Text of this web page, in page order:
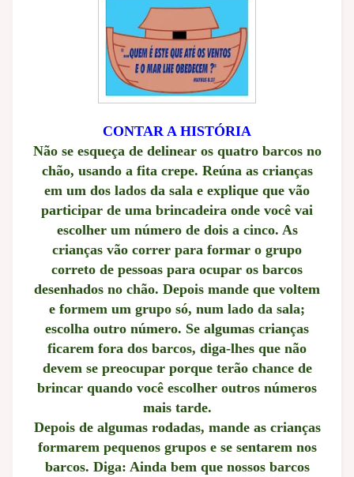
CONTAR A HISTÓRIA
Não se esqueça de delinear os quatro barcos no
chão, usando a fita crepe. Reúna as crianças
em um dos lados da sala e explique que vão
participar de uma brincadeira onde você vai
escolher um número de dois a cinco. As
crianças vão correr para formar o grupo
correto de pessoas para ocupar os barcos
desenhados no chão. Depois mande que voltem
e formem um grupo só, num lado da sala;
escolha outro número. Se algumas crianças
ficarem fora dos barcos, diga-lhes que não
devem se preocupar porque terão chance de
brincar quando você escolher outros números
mais tarde.
Depois de algumas rodadas, mande as crianças
formarem pequenos grupos e se sentarem nos
barcos. Diga: Ainda bem que nossos barcos